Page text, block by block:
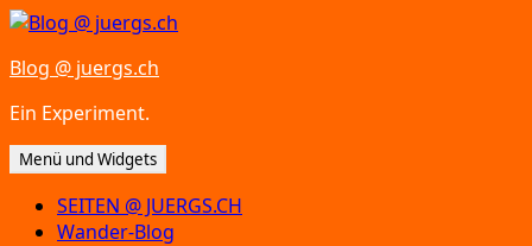
Zum
springen
Blog @ juergs.ch
Ein Experiment.
Menü und Widgets
SEITEN @ JUERGS.CH
Wander-Blog